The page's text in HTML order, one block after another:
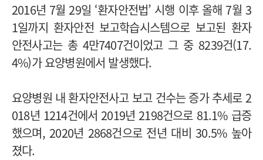
2016년 7월 29일 ‘환자안전법’ 시행 이후 올해 7월 3
1일까지 환자안전 보고학습시스템으로 보고된 환자
안전사고는 총 4만7407건이었고 그 중 8239건(17.
4%)가 요양병원에서 발생했다.
요양병원 내 환자안전사고 보고 건수는 증가 추세로 2
018년 1214건에서 2019년 2198건으로 81.1% 급증
했으며, 2020년 2868건으로 전년 대비 30.5% 높아
졌다.